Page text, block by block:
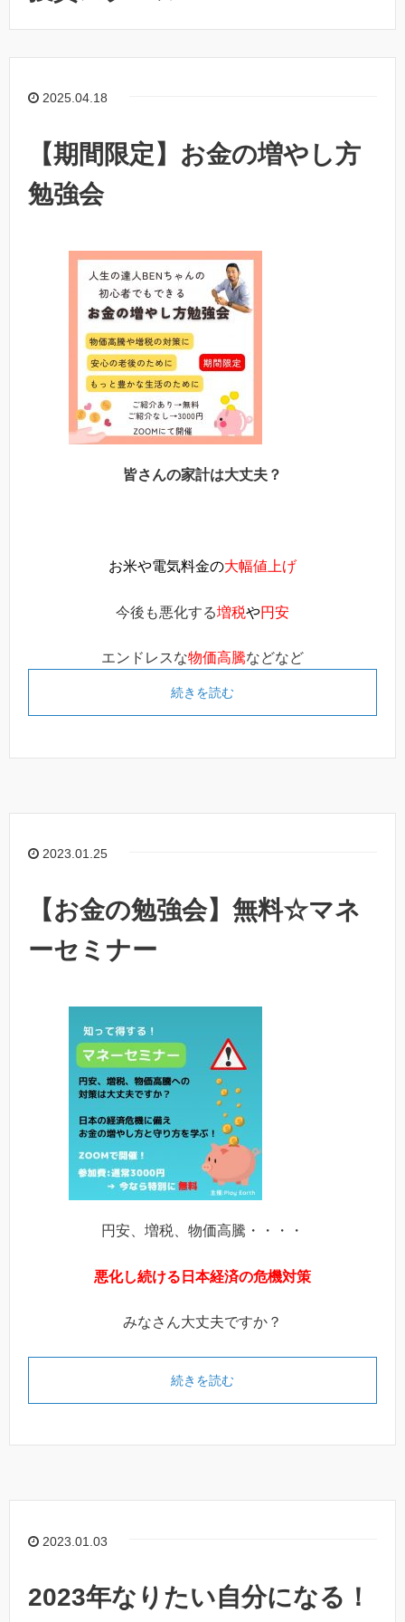
2025.04.18
【期間限定】お金の増やし方
勉強会
皆さんの家計は大丈夫？
お米や電気料金の大幅値上げ
今後も悪化する増税や円安
エンドレスな物価高騰などなど
続きを読む
2023.01.25
【お金の勉強会】無料☆マネ
ーセミナー
円安、増税、物価高騰・・・・
悪化し続ける日本経済の危機対策
みなさん大丈夫ですか？
続きを読む
2023.01.03
2023年なりたい自分になる！